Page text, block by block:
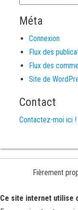
Méta
Connexion
Flux des
Flux des
Site de
Contact
Contactez-moi ici !
Fièrement
Ce site internet utilise